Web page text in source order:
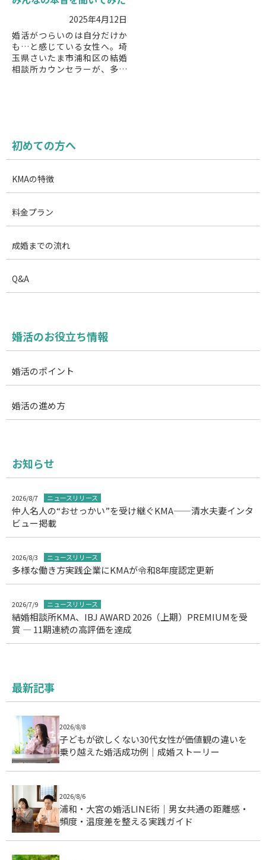
2025年4月12日
婚活がつらいのは自分だけか
も…と感じている女性へ。埼
玉県さいたま市浦和区の結婚
相談所カウンセラーが、多く
初めての方へ
KMAの特徴
料金プラン
成婚までの流れ
Q&A
婚活のお役立ち情報
婚活のポイント
婚活の進め方
お知らせ
2026/8/7 ニュースリリース
仲人名人の“おせっかい”を受け継ぐKMA——清水夫妻インタ
ビュー掲載
2026/8/3 ニュースリリース
多様な働き方実践企業にKMAが令和8年度認定更新
2026/7/9 ニュースリリース
結婚相談所KMA、IBJ AWARD 2026（上期）PREMIUMを受
賞 ― 11期連続の高評価を達成
最新記事
2026/8/8
子どもが欲しくない30代女性が価値観の違いを
乗り越えた婚活成功例｜成婚ストーリー
2026/8/6
浦和・大宮の婚活LINE術｜男女共通の距離感・
頻度・温度差を整える実践ガイド